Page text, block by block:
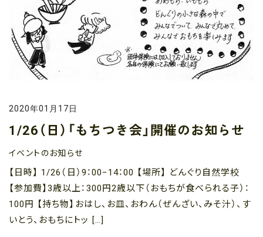
2020年01月17日
1/26（日）「もちつき会」開催のお知らせ
イベントのお知らせ
【日時】 1/26（日）9：00−14：00 【場所】 どんぐり自然学校
【参加費】3歳以上：300円2歳以下（おもちが食べられる子）：
100円 【持ち物】おはし、お皿、おわん（ぜんざい、みそ汁）、す
いとう、おもちにトッ […]